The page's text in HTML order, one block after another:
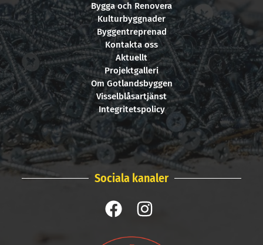
Bygga och Renovera
Kulturbyggnader
Byggentreprenad
Kontakta oss
Aktuellt
Projektgalleri
Om Gotlandsbyggen
Visselblåsartjänst
Integritetspolicy
Sociala kanaler